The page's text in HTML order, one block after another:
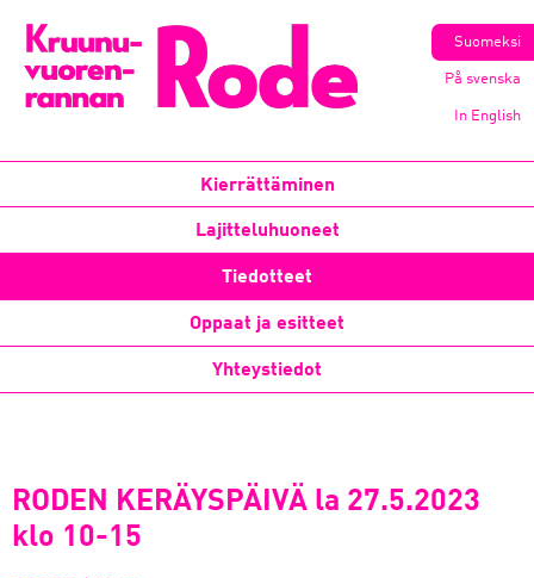
Suomeksi
På svenska
In English
Kierrättäminen
Lajitteluhuoneet
Tiedotteet
Oppaat ja esitteet
Yhteystiedot
RODEN KERÄYSPÄIVÄ la 27.5.2023
klo 10-15